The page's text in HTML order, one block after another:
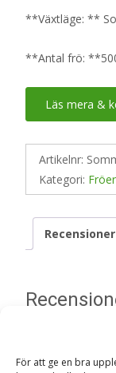
För att ge en bra
**Växtläge: **
**Antal frö:
Läs mera &
Artikelnr:
Kategori: Fröer